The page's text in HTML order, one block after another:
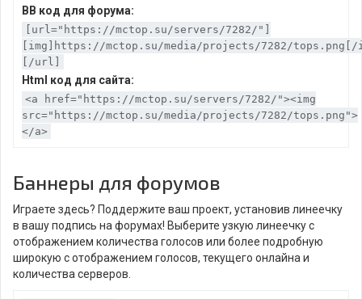
BB код для форума:
[url="https://mctop.su/servers/7282/"]
[img]https://mctop.su/media/projects/7282/tops.png[/
[/url]
Html код для сайта:
<a href="https://mctop.su/servers/7282/"><img
src="https://mctop.su/media/projects/7282/tops.png">
</a>
Баннеры для форумов
Играете здесь? Поддержите ваш проект, установив линеечку
в вашу подпись на форумах! Выберите узкую линеечку с
отображением количества голосов или более подробную
широкую с отображением голосов, текущего онлайна и
количества серверов.